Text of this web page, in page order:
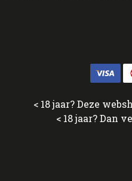
< 18 jaar? Deze
< 18 jaar? Dan